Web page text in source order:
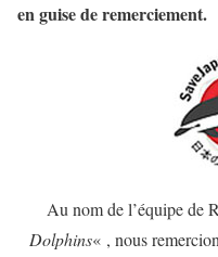
en guise de remerciement.
Au nom de l’équipe de
Dolphins« , nous